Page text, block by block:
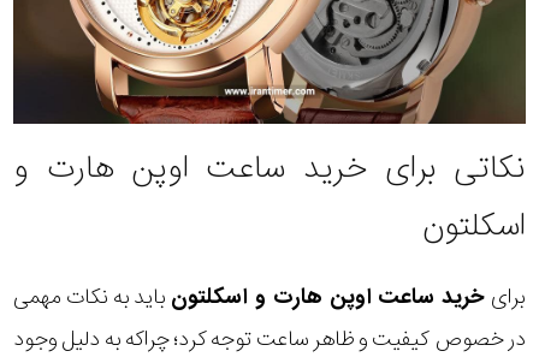
نکاتی برای خرید ساعت اوپن هارت و
اسکلتون
برای خرید ساعت اوپن هارت و اسکلتون باید به نکات مهمی
در خصوص کیفیت و ظاهر ساعت توجه کرد؛ چراکه به دلیل وجود